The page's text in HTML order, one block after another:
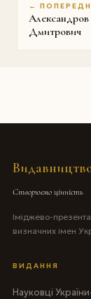
←
Александров
Дмитрович
Створюємо цінність
Іміджево-
визначних імен
ВИДАННЯ
Науковці